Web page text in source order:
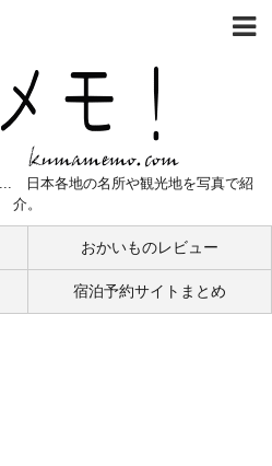
日本各地の名所や観光地を写真で紹
介。
おかいものレビュー
宿泊予約サイトまとめ